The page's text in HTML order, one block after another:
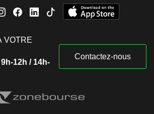
VOTRE
12h / 14h-
Contactez-nous